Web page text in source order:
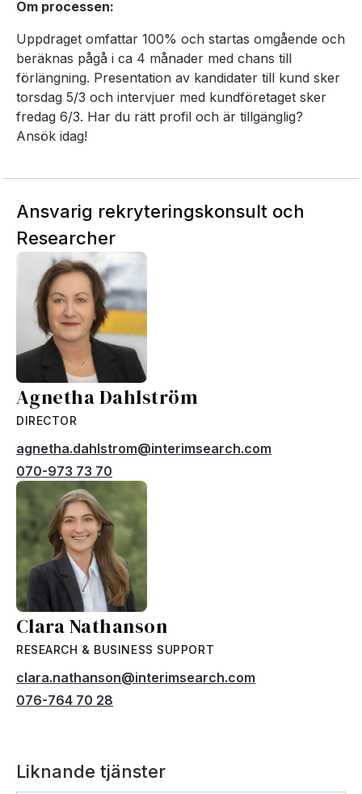
Om processen:
Uppdraget omfattar 100% och startas omgående och
beräknas pågå i ca 4 månader med chans till
förlängning. Presentation av kandidater till kund sker
torsdag 5/3 och intervjuer med kundföretaget sker
fredag 6/3. Har du rätt profil och är tillgänglig?
Ansök idag!
Ansvarig rekryteringskonsult och
Researcher
Agnetha Dahlström
DIRECTOR
agnetha.dahlstrom@interimsearch.com
070-973 73 70
Clara Nathanson
RESEARCH & BUSINESS SUPPORT
clara.nathanson@interimsearch.com
076-764 70 28
Liknande tjänster